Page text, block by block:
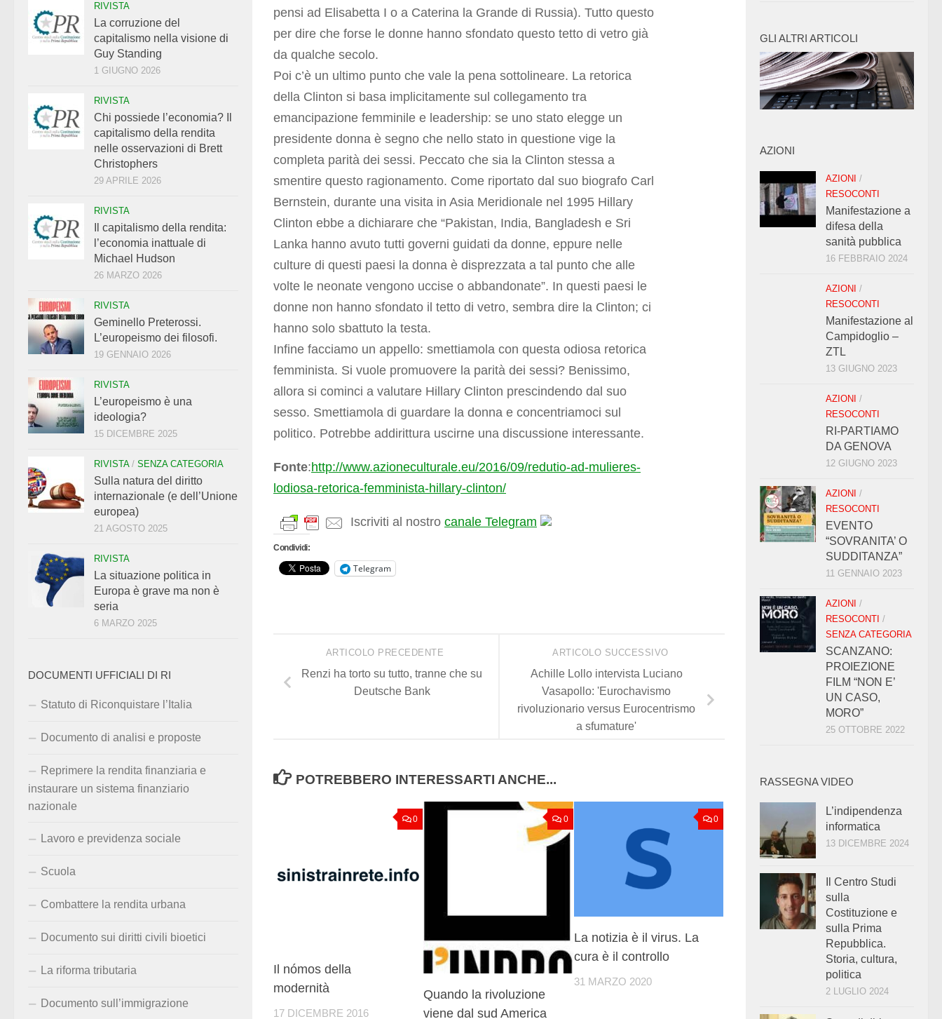
pensi ad Elisabetta I o a Caterina la Grande di Russia). Tutto questo
per dire che forse le donne hanno sfondato questo tetto di vetro già
da qualche secolo.
Poi c’è un ultimo punto che vale la pena sottolineare. La retorica
della Clinton si basa implicitamente sul collegamento tra
emancipazione femminile e leadership: se uno stato elegge un
presidente donna è segno che nello stato in questione vige la
completa parità dei sessi. Peccato che sia la Clinton stessa a
smentire questo ragionamento. Come riportato dal suo biografo Carl
Bernstein, durante una visita in Asia Meridionale nel 1995 Hillary
Clinton ebbe a dichiarare che “Pakistan, India, Bangladesh e Sri
Lanka hanno avuto tutti governi guidati da donne, eppure nelle
culture di questi paesi la donna è disprezzata a tal punto che alle
volte le neonate vengono uccise o abbandonate”. In questi paesi le
donne non hanno sfondato il tetto di vetro, sembra dire la Clinton; ci
hanno solo sbattuto la testa.
Infine facciamo un appello: smettiamola con questa odiosa retorica
femminista. Si vuole promuovere la parità dei sessi? Benissimo,
allora si cominci a valutare Hillary Clinton prescindendo dal suo
sesso. Smettiamola di guardare la donna e concentriamoci sul
politico. Potrebbe addirittura uscirne una discussione interessante.
Fonte:http://www.azioneculturale.eu/2016/09/redutio-ad-mulieres-
lodiosa-retorica-femminista-hillary-clinton/
Iscriviti al nostro canale Telegram
Condividi:
Telegram
ARTICOLO SUCCESSIVO
Achille Lollo intervista Luciano
Vasapollo: 'Eurochavismo
rivoluzionario versus Eurocentrismo
a sfumature'
ARTICOLO PRECEDENTE
Renzi ha torto su tutto, tranne che su
Deutsche Bank
POTREBBERO INTERESSARTI ANCHE...
0
Il nómos della
modernità
17 DICEMBRE 2016
0
Quando la rivoluzione
viene dal sud America
0
La notizia è il virus. La
cura è il controllo
31 MARZO 2020
RIVISTA
La corruzione del
capitalismo nella visione di
Guy Standing
1 GIUGNO 2026
RIVISTA
Chi possiede l’economia? Il
capitalismo della rendita
nelle osservazioni di Brett
Christophers
29 APRILE 2026
RIVISTA
Il capitalismo della rendita:
l’economia inattuale di
Michael Hudson
26 MARZO 2026
RIVISTA
Geminello Preterossi.
L’europeismo dei filosofi.
19 GENNAIO 2026
RIVISTA
L’europeismo è una
ideologia?
15 DICEMBRE 2025
RIVISTA/ SENZA CATEGORIA
Sulla natura del diritto
internazionale (e dell’Unione
europea)
21 AGOSTO 2025
RIVISTA
La situazione politica in
Europa è grave ma non è
seria
6 MARZO 2025
DOCUMENTI UFFICIALI DI RI
Statuto di Riconquistare l’Italia
Documento di analisi e proposte
Reprimere la rendita finanziaria e
instaurare un sistema finanziario
nazionale
Lavoro e previdenza sociale
Scuola
Combattere la rendita urbana
Documento sui diritti civili bioetici
La riforma tributaria
Documento sull’immigrazione
GLI ALTRI ARTICOLI
AZIONI
AZIONI /
RESOCONTI
Manifestazione a
difesa della
sanità pubblica
16 FEBBRAIO 2024
AZIONI /
RESOCONTI
Manifestazione al
Campidoglio –
ZTL
13 GIUGNO 2023
AZIONI /
RESOCONTI
RI-PARTIAMO
DA GENOVA
12 GIUGNO 2023
AZIONI /
RESOCONTI
EVENTO
“SOVRANITA’ O
SUDDITANZA”
11 GENNAIO 2023
AZIONI /
RESOCONTI /
SENZA CATEGORIA
SCANZANO:
PROIEZIONE
FILM “NON E’
UN CASO,
MORO”
25 OTTOBRE 2022
RASSEGNA VIDEO
L’indipendenza
informatica
13 DICEMBRE 2024
Il Centro Studi
sulla
Costituzione e
sulla Prima
Repubblica.
Storia, cultura,
politica
2 LUGLIO 2024